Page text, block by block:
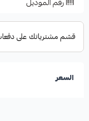
السعر